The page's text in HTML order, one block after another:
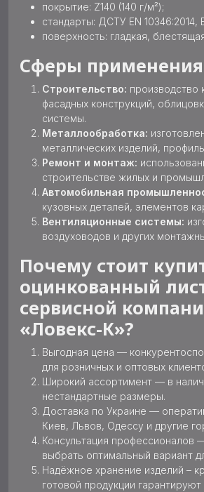
покрытие: Z140 (140 г/м²);
стандарты: ДСТУ EN 10346:2014,
поверхность: гладкая,
Сферы применения
Строительство: производство
фасадных конструкций,
системы.
Металлообработка:
металлических изделий,
Ремонт и монтаж:
строительстве жилых и
Автомобильная
кузовных деталей, элементов
Вентиляционные системы:
воздуховодов и других
Почему стоит
оцинкованный
сервисной
«Ловекс-К»?
Выгодная цена —
для розничных и оптовых
Широкий ассортимент — в
нестандартные размеры.
Доставка по Украине —
Киев, Львов, Одессу и другие
Консультация
выбрать оптимальный вариант
Надёжное хранение изделий –
готовой продукции